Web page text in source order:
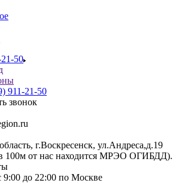
50
911-21-50
звонок
г.Воскресенск, ул.Андреса,д.19
100м от нас находится МРЭО ОГИБДД).
9:00 до 22:00 по Москве